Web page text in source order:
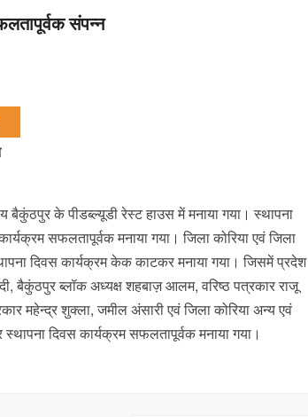
संपन्न
बैकुंठपुर के पीडब्ल्यूडी रेस्ट हाउस में मनाया गया। स्थापना
सफलतापूर्वक मनाया गया। जिला कोरिया एवं जिला
दिवस कार्यक्रम केक काटकर मनाया गया। जिसमें प्रदेश
बैकुंठपुर ब्लॉक अध्यक्ष शहबाज़ आलम, वरिष्ठ पत्रकार राजू
महेन्द्र शुक्ला, जमील अंसारी एवं जिला कोरिया अन्य एवं
दिवस कार्यक्रम सफलतापूर्वक मनाया गया।